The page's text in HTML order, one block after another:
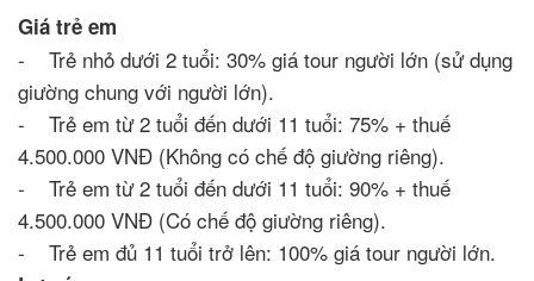
Giá trẻ em
- Trẻ nhỏ dưới 2 tuổi: 30% giá tour người lớn (sử dụng
giường chung với người lớn).
- Trẻ em từ 2 tuổi đến dưới 11 tuổi: 75% + thuế
4.500.000 VNĐ (Không có chế độ giường riêng).
- Trẻ em từ 2 tuổi đến dưới 11 tuổi: 90% + thuế
4.500.000 VNĐ (Có chế độ giường riêng).
- Trẻ em đủ 11 tuổi trở lên: 100% giá tour người lớn.